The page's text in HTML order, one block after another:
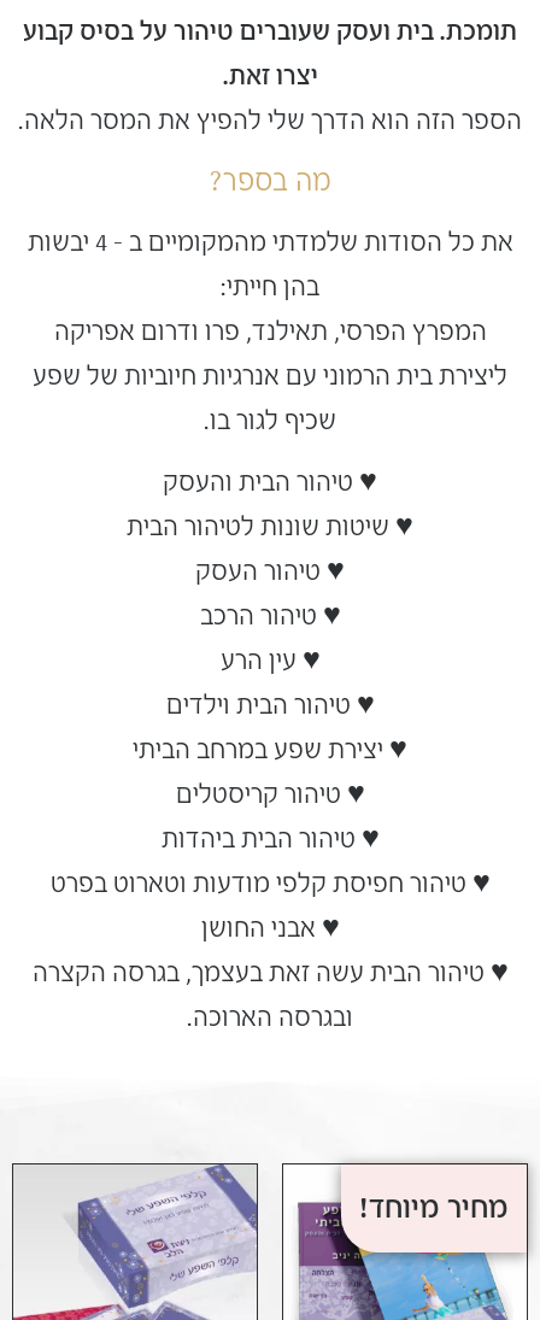
תומכת. בית ועסק שעוברים טיהור על בסיס קבוע
יצרו זאת.
הספר הזה הוא הדרך שלי להפיץ את המסר הלאה.
מה בספר?
את כל הסודות שלמדתי מהמקומיים ב – 4 יבשות
בהן חייתי:
המפרץ הפרסי, תאילנד, פרו ודרום אפריקה
ליצירת בית הרמוני עם אנרגיות חיוביות של שפע
שכיף לגור בו.
♥ טיהור הבית והעסק
♥ שיטות שונות לטיהור הבית
♥ טיהור העסק
♥ טיהור הרכב
♥ עין הרע
♥ טיהור הבית וילדים
♥ יצירת שפע במרחב הביתי
♥ טיהור קריסטלים
♥ טיהור הבית ביהדות
♥ טיהור חפיסת קלפי מודעות וטארוט בפרט
♥ אבני החושן
♥ טיהור הבית עשה זאת בעצמך, בגרסה הקצרה
ובגרסה הארוכה.
מחיר מיוחד!